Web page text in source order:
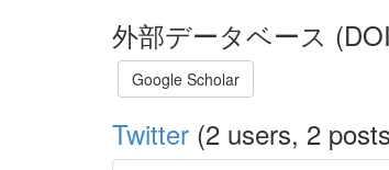
外部データベース
Google Scholar
Twitter (2 users, 2